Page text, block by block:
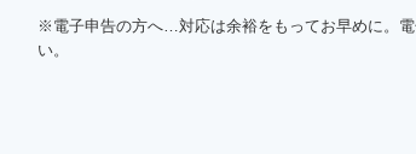
※電子申告の方へ…対応は余裕をもってお早めに。
い。